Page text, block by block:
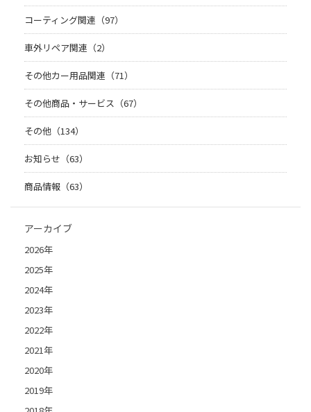
コーティング関連（97）
車外リペア関連（2）
その他カー用品関連（71）
その他商品・サービス（67）
その他（134）
お知らせ（63）
商品情報（63）
アーカイブ
2026年
2025年
2024年
2023年
2022年
2021年
2020年
2019年